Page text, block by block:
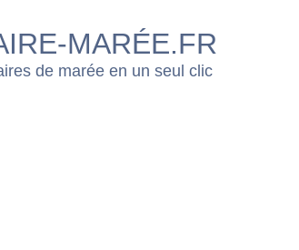
MARÉE.FR
de marée en un seul clic